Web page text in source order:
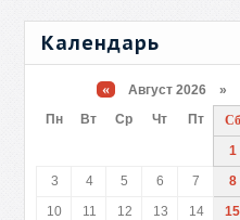
Календарь
« Август 2026 »
Пн
Вт Ср Чт Пт Сб
1
3
4 5 6 7 8
10
11 12 13 14 15